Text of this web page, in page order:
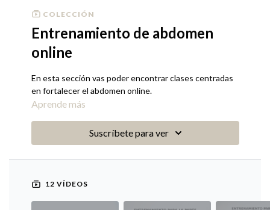
COLECCIÓN
Entrenamiento de abdomen
online
En esta sección vas poder encontrar clases centradas
en fortalecer el abdomen online.
Aprende más
Suscríbete para ver
12 VÍDEOS